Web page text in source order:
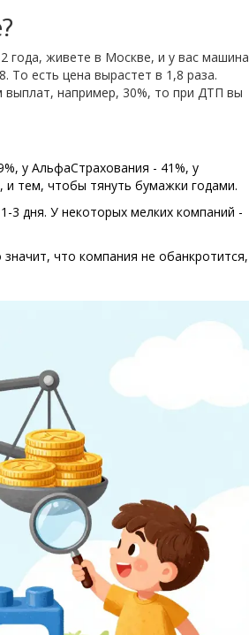
года, живете в Москве, и у вас машина
То есть цена вырастет в 1,8 раза.
выплат, например, 30%, то при ДТП вы
у АльфаСтрахования - 41%, у
и тем, чтобы тянуть бумажки годами.
3 дня. У некоторых мелких компаний -
что компания не обанкротится,